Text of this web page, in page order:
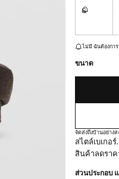
S
เหลือเพียงไม่กี่ชิ้น!
ไม่มี ฉันต้องกา
ขนาด
จัดส่งถึงบ้านอย่าง
สไตล์เบเกอ
สินค้าลดราค
ส่วนประกอบ